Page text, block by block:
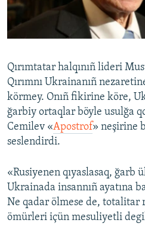
Русский
Українською
QOŞULIÑIZ!
RFE/RS bütün saytları
Qırımtatar halqınıñ lideri
Qırımnı Ukrainanıñ
körmey. Onıñ fikirine köre,
ğarbiy ortaqlar böyle usulğa
Cemilev «Apostrof» neşirine
seslendirdi.
«Rusiyenen qıyaslasaq, ğarb
Ukrainada insannıñ ayatına
Ne qadar ölmese de, totalitar
ömürleri içün mesuliyetli